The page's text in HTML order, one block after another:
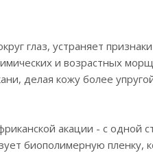
глаз, устраняет
и возрастных
делая кожу более
акации - с одной
биополимерную пленку,